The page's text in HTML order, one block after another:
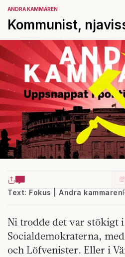
ANDRA KAMMAREN
Kommunist,
Text: Fokus | Andra kammaren
Ni trodde det var stökigt i
Socialdemokraterna,
och Löfvenister. Eller i